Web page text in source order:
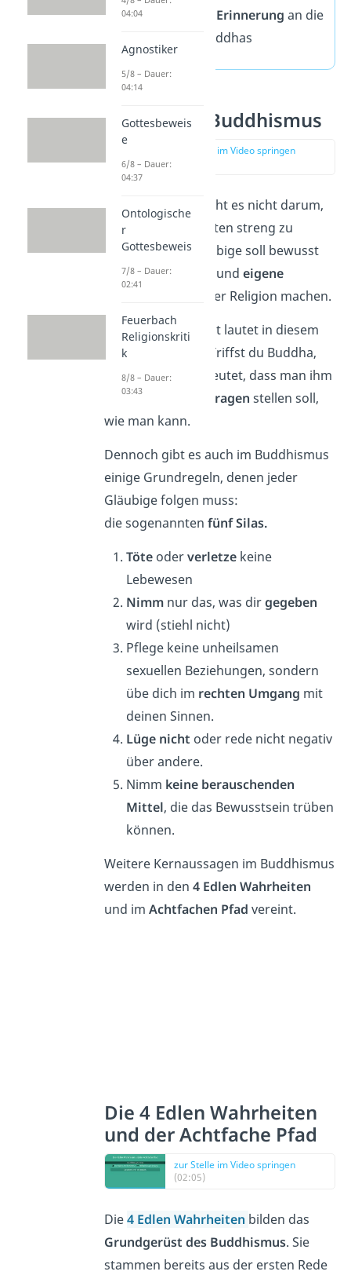
Magha Puja
Erinnerung an die
Predigten Buddhas
Regeln des Buddhismus
zur Stelle im Video springen
Im Buddhismus geht es nicht darum,
Glaubensvorschriften streng zu
befolgen. Der Gläubige soll bewusst
alles hinterfragen
und eigene
mit der Religion machen.
Ein berühmtes Zitat lautet in diesem
Zusammenhang „Triffst du Buddha,
töte ihn“. Das bedeutet, dass man ihm
so viele
kritische Fragen stellen soll,
wie man kann.
Dennoch gibt es auch im Buddhismus
einige Grundregeln, denen jeder
Gläubige folgen muss:
die sogenannten fünf Silas.
Töteoderverletzekeine
Lebewesen
Nimmnur das, was dirgegeben
wird (stiehl nicht)
Pflege keine unheilsamen
sexuellen Beziehungen, sondern
übe dich im rechten Umgang mit
deinen Sinnen.
Lüge nicht oder rede nicht negativ
über andere.
Nimm keine berauschenden
Mittel, die das Bewusstsein trüben
können.
Weitere Kernaussagen im Buddhismus
werden in den 4 Edlen Wahrheiten
und im Achtfachen Pfad vereint.
Die 4 Edlen Wahrheiten
und der Achtfache Pfad
zur Stelle im Video springen
(02:05)
Die4 Edlen Wahrheiten bilden das
Grundgerüst des Buddhismus. Sie
stammen bereits aus der ersten Rede
04:04
Agnostiker
5/8 – Dauer:
04:14
Gottesbeweis
e
6/8 – Dauer:
04:37
Ontologische
r
Gottesbeweis
7/8 – Dauer:
02:41
Feuerbach
Religionskriti
k
8/8 – Dauer:
03:43